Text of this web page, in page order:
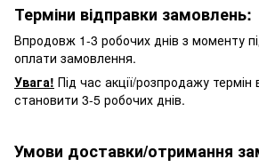
Терміни відправки замовлень:
Впродовж 1-3 робочих днів з моменту
оплати замовлення.
Увага! Під час акції/розпродажу
становити 3-5 робочих днів.
Умови доставки/отримання